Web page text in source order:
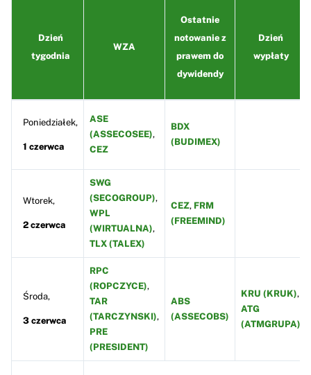
Dzień
tygodnia
WZA
Ostatnie
notowanie z
prawem do
dywidendy
Dzień
wypłaty
Poniedziałek,
1 czerwca
ASE
(ASSECOSEE),
CEZ
BDX
(BUDIMEX)
Wtorek,
2 czerwca
SWG
(SECOGROUP),
WPL
(WIRTUALNA),
TLX (TALEX)
CEZ, FRM
(FREEMIND)
Środa,
3 czerwca
RPC
(ROPCZYCE),
TAR
(TARCZYNSKI),
PRE
(PRESIDENT)
ABS
(ASSECOBS)
KRU (KRUK),
ATG
(ATMGRUPA)